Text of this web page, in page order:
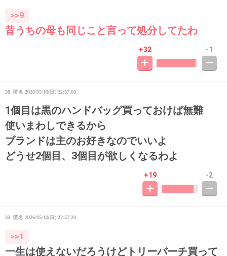
>>9
昔うちの母も同じこと言って処分してたわ
+32 -1
38. 匿名 2026/05/10(日) 22:57:08
1個目は黒のハンドバッグ買っておけば無難
使いまわしできるから
ブランドは主のお好きなのでいいよ
どうせ2個目、3個目が欲しくなるわよ
+19 -2
39. 匿名 2026/05/10(日) 22:57:20
>>1
一生は使えないだろうけどトリーバーチ買って